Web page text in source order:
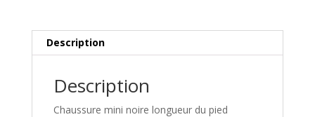
Description
Description
Chaussure mini noire longueur du pied